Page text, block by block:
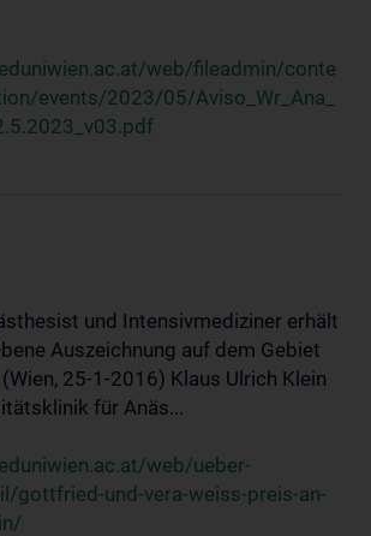
web/fileadmin/conte
events/2023/05/Aviso_Wr_Ana_
und Intensivmediziner erhält
Auszeichnung auf dem Gebiet
25-1-2016) Klaus Ulrich Klein
für Anäs...
web/ueber-
gottfried-und-vera-weiss-preis-an-